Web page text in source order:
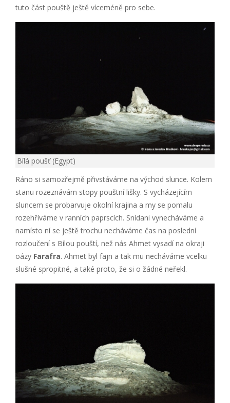
tuto část pouště ještě víceméně pro sebe.
Bílá poušť (Egypt)
Ráno si samozřejmě přivstáváme na východ slunce. Kolem
stanu rozeznávám stopy pouštní lišky. S vycházejícím
sluncem se probarvuje okolní krajina a my se pomalu
rozehříváme v ranních paprscích. Snídani vynecháváme a
namísto ní se ještě trochu necháváme čas na poslední
rozloučení s Bílou pouští, než nás Ahmet vysadí na okraji
oázy Farafra. Ahmet byl fajn a tak mu necháváme vcelku
slušné spropitné, a také proto, že si o žádné neřekl.